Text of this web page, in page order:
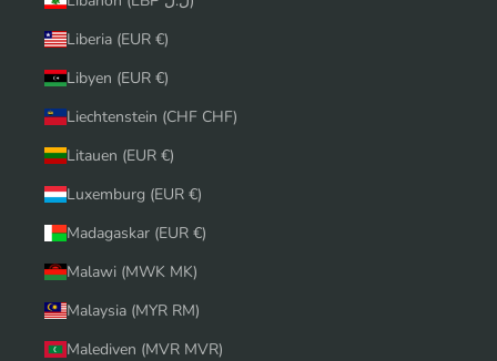
Liberia (EUR €)
Libyen (EUR €)
Liechtenstein (CHF CHF)
Litauen (EUR €)
Luxemburg (EUR €)
Madagaskar (EUR €)
Malawi (MWK MK)
Malaysia (MYR RM)
Malediven (MVR MVR)